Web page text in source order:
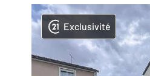
Exclusivité